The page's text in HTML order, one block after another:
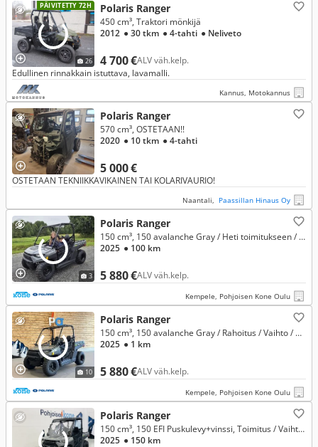
PÄIVITETTY 72H
26
Polaris Ranger
4 700 €ALV väh.kelp.
450 cm³, Traktori mönkijä
2012 ● 30 tkm ● 4-tahti ● Neliveto
Edullinen rinnakkain istuttava, lavamalli.
Kannus, Motokannus
Polaris Ranger
5 000 €
570 cm³, OSTETAAN!!
2020 ● 10 tkm ● 4-tahti
OSTETAAN TEKNIIKKAVIKAINEN TAI KOLARIVAURIO!
Naantali, Paassillan Hinaus Oy
3
Polaris Ranger
5 880 €ALV väh.kelp.
150 cm³, 150 avalanche Gray / Heti toimitukseen / Vaihto ja rahoitus!
2025 ● 100 km
Kempele, Pohjoisen Kone Oulu
10
Polaris Ranger
5 880 €ALV väh.kelp.
150 cm³, 150 avalanche Gray / Rahoitus / Vaihto / Toimitus / Heti varastosta! /
2025 ● 1 km
Kempele, Pohjoisen Kone Oulu
Polaris Ranger
150 cm³, 150 EFI Puskulevy+vinssi, Toimitus / Vaihto / Rahoitus
2025 ● 150 km